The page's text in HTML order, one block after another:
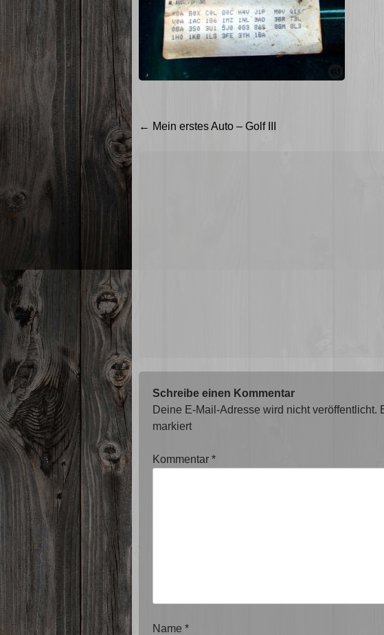
Beitragsnavigation
← Mein erstes Auto – Golf III
Schreibe einen Kommentar
Deine E-Mail-Adresse wird nicht veröffentlicht.
markiert
Kommentar *
Name *